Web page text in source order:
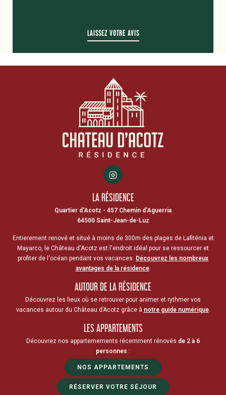
LAISSEZ VOTRE AVIS
LA RÉSIDENCE
Quartier d'Acotz - 457 Chemin d'Aguerria
64500 Saint-Jean-de-Luz
Entierement renové et situé à moins de 300m des plages de Lafiténia et
Mayarco, le Château d'Acotz est l'endroit idéal pour se ressourcer et
profiter de l'océan pendant vos vacances. Découvrez les nombreux
avantages de la résidence.
AUTOUR DE LA RÉSIDENCE
Découvrez les lieux où se retrouver pour animer et rythmer vos
vacances autour du Château d’Acotz grâce à notre guide numérique.
LES APPARTEMENTS
Découvrez nos appartemements récemment rénovés de 2 à 6
personnes :
NOS APPARTEMENTS
RÉSERVER VOTRE SÉJOUR